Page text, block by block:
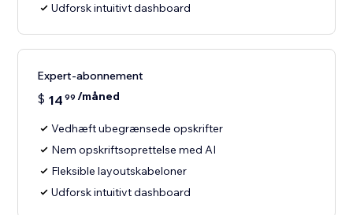
Udforsk intuitivt dashboard
Expert-abonnement
$ 14 99 /måned
Vedhæft ubegrænsede opskrifter
Nem opskriftsoprettelse med AI
Fleksible layoutskabeloner
Udforsk intuitivt dashboard